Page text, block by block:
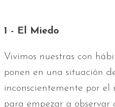
1 - El Miedo
Vivimos nuestras con
ponen en una situación
inconscientemente por el
para empezar a